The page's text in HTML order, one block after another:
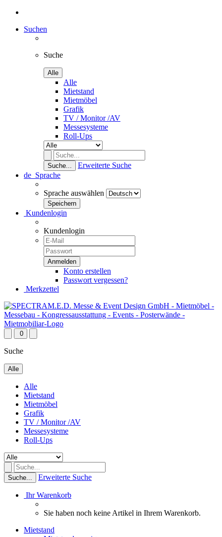
Suchen
Suche
Alle
Alle
Mietstand
Mietmöbel
Grafik
TV / Monitor /AV
Messesysteme
Roll-Ups
Suche...
Erweiterte Suche
de Sprache
Sprache auswählen
Kundenlogin
Kundenlogin
Konto erstellen
Passwort vergessen?
Merkzettel
0
Suche
Alle
Alle
Mietstand
Mietmöbel
Grafik
TV / Monitor /AV
Messesysteme
Roll-Ups
Suche... Erweiterte Suche
Ihr Warenkorb
Sie haben noch keine Artikel in Ihrem Warenkorb.
Mietstand